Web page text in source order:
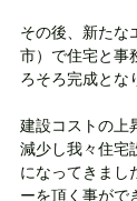
その後、新たな
市）で住宅と事
ろそろ完成とな
建設コストの上
減少し我々住宅
になってきまし
ーを頂く事がで